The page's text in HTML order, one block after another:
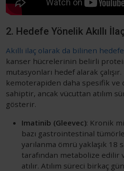
2. Hedefe Yönelik Akıllı
Akıllı ilaç olarak da bilinen
kanser hücrelerinin belirli
mutasyonları hedef alarak
kemoterapiden daha spesifik ve
sahiptir, ancak vücuttan atılım
gösterir.
Imatinib (Gleevec): Kronik
bazı gastrointestinal
yarılanma ömrü yaklaşık 18
tarafından metabolize edilir
atılır. Atılım süreci birkaç